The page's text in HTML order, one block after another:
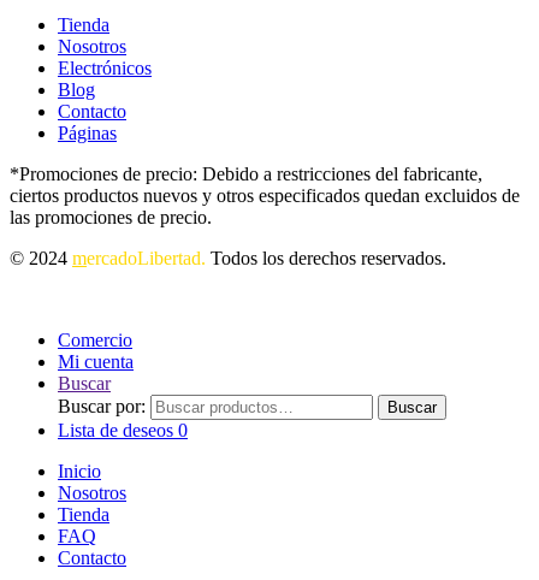
Tienda
Nosotros
Electrónicos
Blog
Contacto
Páginas
*Promociones de precio: Debido a restricciones del fabricante,
ciertos productos nuevos y otros especificados quedan excluidos de
las promociones de precio.
© 2024 mercadoLibertad. Todos los derechos reservados.
Comercio
Mi cuenta
Buscar
Buscar por:
Buscar
Lista de deseos 0
Inicio
Nosotros
Tienda
FAQ
Contacto